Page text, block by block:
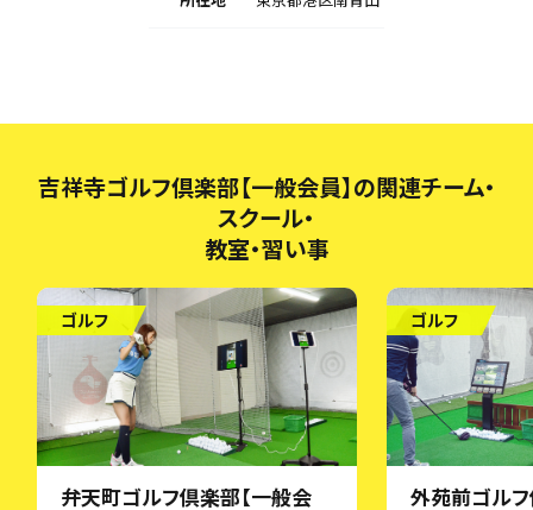
吉祥寺ゴルフ倶楽部【一般会員】の関連チーム・
スクール・
教室・習い事
ゴルフ
弁天町ゴルフ倶楽部【一般会
ゴルフ
外苑前ゴル